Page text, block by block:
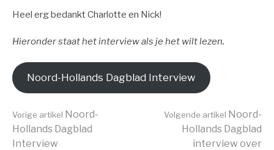
Heel erg bedankt Charlotte en Nick!
Hieronder staat het interview als je het wilt lezen.
Noord-Hollands Dagblad Interview
Verder
Vorige artikel Noord-
Hollands Dagblad
Interview
Volgende artikel Noord-
Hollands Dagblad
interview over